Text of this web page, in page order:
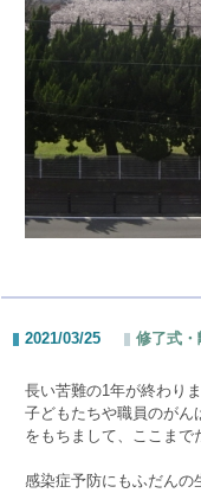
2021/03/25 修了式
長い苦難の1年が終わりま
子どもたちや職員のがん
をもちまして、ここまで
感染症予防にもふだんの